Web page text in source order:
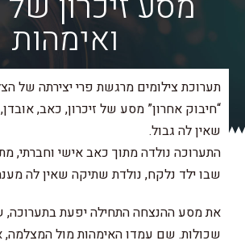
ואימהות
תערוכת צילומים מרגשת פרי יצירתה של
“חיבוק אחרון” מסע של זיכרון, כאב,
שאין לה גבול.
התערוכה נולדה מתוך כאב אישי וחברתי,
שבו ילד נלקח, נולדת שתיקה שאין לה
את מסע ההנצחה התחילה יפעת
שכולות. שם עמדו האימהות מול המצלמה,